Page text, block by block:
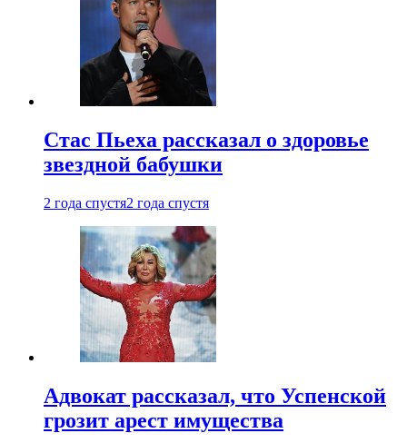
Стас Пьеха рассказал о здоровье
звездной бабушки
2 года спустя2 года спустя
Адвокат рассказал, что Успенской
грозит арест имущества